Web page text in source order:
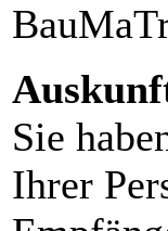
Sie
Ihrer